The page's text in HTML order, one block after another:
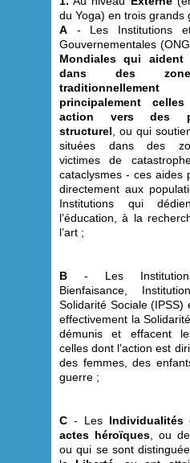
du Yoga) en trois grands
A - Les Institutions
Gouvernementales
Mondiales qui
dans des
principalement
action vers des
structurel , ou qui
situées dans des
victimes de
cataclysmes - ces aides
directement aux
Institutions qui
l’éducation, à la
l’art ;
B - Les
Bienfaisance,
Solidarité Sociale (IPSS)
effectivement la
démunis et effacent
celles dont l’action est
des femmes, des
guerre ;
C - Les Individualités
actes héroïques , ou
ou qui se sont